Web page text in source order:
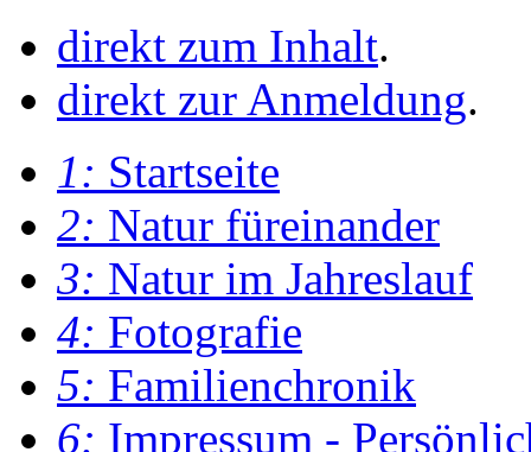
direkt zum Inhalt.
direkt zur Anmeldung.
1: Startseite
2: Natur füreinander
3: Natur im Jahreslauf
4: Fotografie
5: Familienchronik
6: Impressum -